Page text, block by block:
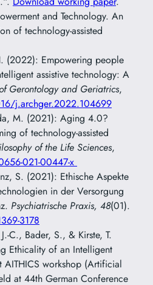
and Technology. An
of technology-assisted
(2022): Empowering people
assistive technology: A
Gerontology and Geriatrics,
j.archger.2022.104699
M. (2021): Aging 4.0?
of technology‐assisted
of the Life Sciences,
021-00447-x
S. (2021): Ethische Aspekte
in der Versorgung
Psychiatrische Praxis, 48(01).
3178
C., Bader, S., & Kirste, T.
Ethicality of an Intelligent
AITHICS workshop (Artificial
at 44th German Conference